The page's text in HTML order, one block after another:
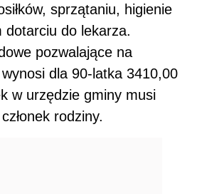
sprzątaniu, higienie
dotarciu do lekarza.
pozwalające na
dla 90-latka 3410,00
w urzędzie gminy musi
rodziny.